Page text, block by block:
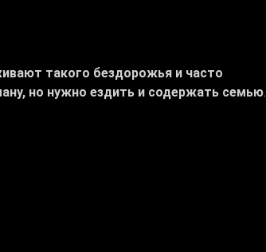
такого бездорожья и часто
но нужно ездить и содержать семью.